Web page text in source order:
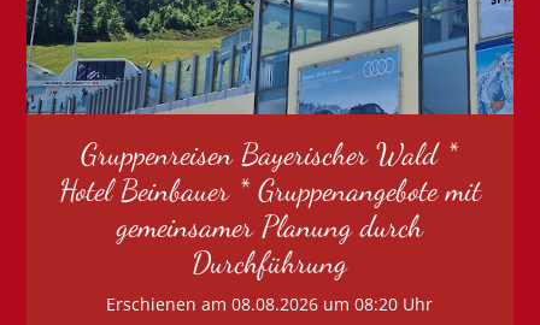
Gruppenreisen Bayerischer Wald *
Hotel Beinbauer * Gruppenangebote mit
gemeinsamer Planung durch
Durchführung
Erschienen am 08.08.2026 um 08:20 Uhr